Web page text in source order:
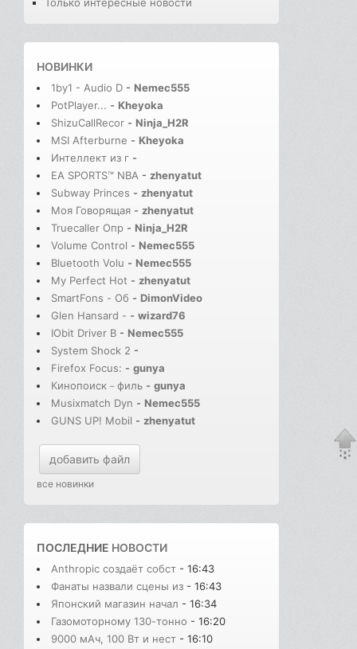
Только интересные новости
НОВИНКИ
1by1 - Audio D - Nemec555
PotPlayer... - Kheyoka
ShizuCallRecor - Ninja_H2R
MSI Afterburne - Kheyoka
Интеллект из г -
EA SPORTS™ NBA - zhenyatut
Subway Princes - zhenyatut
Моя Говорящая - zhenyatut
Truecaller Опр - Ninja_H2R
Volume Control - Nemec555
Bluetooth Volu - Nemec555
My Perfect Hot - zhenyatut
SmartFons - Об - DimonVideo
Glen Hansard - - wizard76
IObit Driver B - Nemec555
System Shock 2 -
Firefox Focus: - gunya
Кинопоиск－филь - gunya
Musixmatch Dyn - Nemec555
GUNS UP! Mobil - zhenyatut
добавить файл
все новинки
ПОСЛЕДНИЕ НОВОСТИ
Anthropic создаёт собст - 16:43
Фанаты назвали сцены из - 16:43
Японский магазин начал - 16:34
Газомоторному 130-тонно - 16:20
9000 мАч, 100 Вт и нест - 16:10